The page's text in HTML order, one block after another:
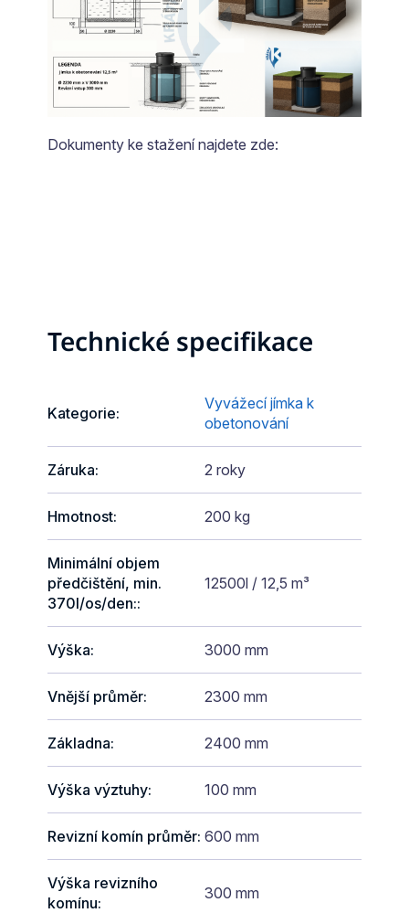
Dokumenty ke stažení najdete zde:
Technické specifikace
Kategorie:
Vyvážecí jímka k
obetonování
Záruka: 2 roky
Hmotnost: 200 kg
Minimální objem
předčištění, min.
370l/os/den::
12500l / 12,5 m³
Výška: 3000 mm
Vnější průměr: 2300 mm
Základna: 2400 mm
Výška výztuhy: 100 mm
Revizní komín průměr: 600 mm
Výška revizního
komínu:
300 mm